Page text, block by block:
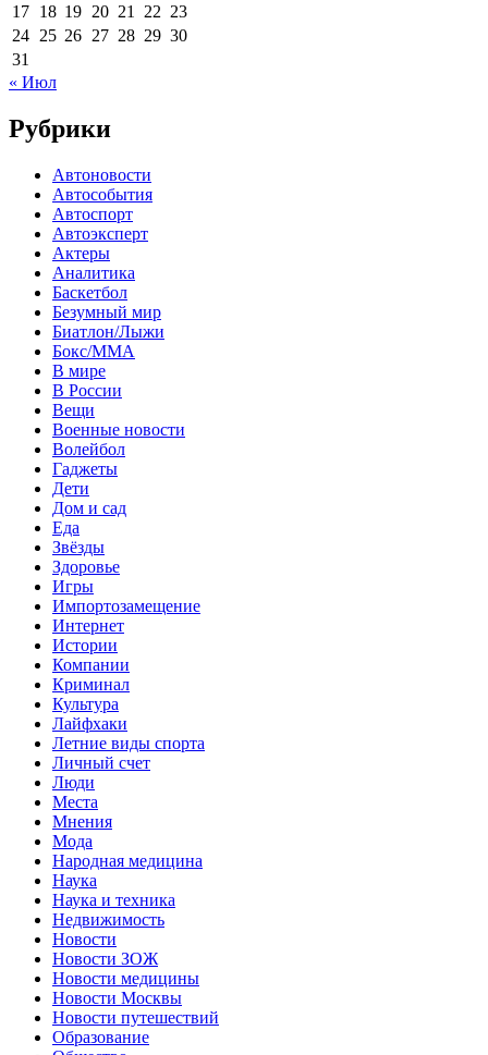
17 18 19 20 21 22 23
24 25 26 27 28 29 30
31
« Июл
Рубрики
Автоновости
Автособытия
Автоспорт
Автоэксперт
Актеры
Аналитика
Баскетбол
Безумный мир
Биатлон/Лыжи
Бокс/MMA
В мире
В России
Вещи
Военные новости
Волейбол
Гаджеты
Дети
Дом и сад
Еда
Звёзды
Здоровье
Игры
Импортозамещение
Интернет
Истории
Компании
Криминал
Культура
Лайфхаки
Летние виды спорта
Личный счет
Люди
Места
Мнения
Мода
Народная медицина
Наука
Наука и техника
Недвижимость
Новости
Новости ЗОЖ
Новости медицины
Новости Москвы
Новости путешествий
Образование